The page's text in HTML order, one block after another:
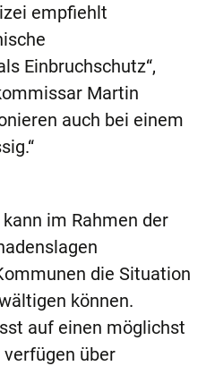
empfiehlt
Einbruchschutz“,
Martin
auch bei einem
im Rahmen der
die Situation
können.
auf einen möglichst
verfügen über